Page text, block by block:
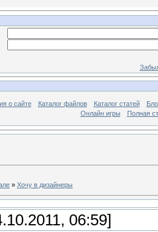
о сайте Каталог файлов Каталог статей
Онлайн игры
Полная
» Хочу в дизайнеры
06:59]